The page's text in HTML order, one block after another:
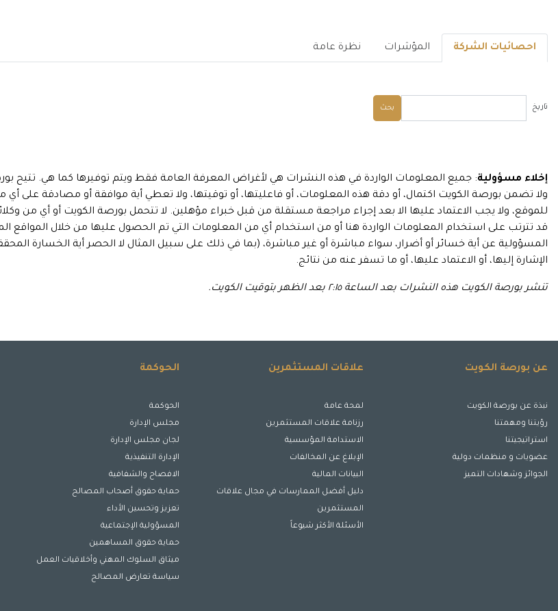
احصائيات الشركة المؤشرات نظرة عامة
تاريخ بحث
إخلاء مسؤولية: جميع المعلومات الواردة في هذه النشرات هي لأغراض المعرفة العامة فقط ويتم توفيرها كما هي.
ولا تضمن بورصة الكويت اكتمال، أو دقة هذه المعلومات، أو فاعليتها، أو توقيتها، ولا تعطي أية موافقة أو مصادقة
للموقع، ولا يجب الاعتماد عليها الا بعد إجراء مراجعة مستقلة من قبل خبراء مؤهلين. لا تتحمل بورصة الكويت أو أي من
قد تترتب على استخدام المعلومات الواردة هنا أو من استخدام أي من المعلومات التي تم الحصول عليها من خلال المواقع
المسؤولية عن أية خسائر أو أضرار، سواء مباشرة أو غير مباشرة، (بما في ذلك على سبيل المثال لا الحصر أية الخسارة
الإشارة إليها، أو الاعتماد عليها، أو ما تسفر عنه من نتائج.
تنشر بورصة الكويت هذه النشرات بعد الساعة ٢:١٥ بعد الظهر بتوقيت الكويت.
عن بورصة الكويت
نبذة عن بورصة الكويت
رؤيتنا ومهمتنا
استراتيجيتنا
عضويات و منظمات دولية
الجوائز وشهادات التميز
علاقات المستثمرين
لمحة عامة
رزنامة علاقات المستثمرين
الاستدامة المؤسسية
الإبلاغ عن المخالفات
البيانات المالية
دليل أفضل الممارسات في مجال علاقات
المستثمرين
الأسئلة الأكثر شيوعاً
الحوكمة
الحوكمة
مجلس الإدارة
لجان مجلس الإدارة
الإدارة التنفيذية
الافصاح والشفافية
حماية حقوق أصحاب المصالح
تعزيز وتحسين الأداء
المسؤولية الإجتماعية
حماية حقوق المساهمين
ميثاق السلوك المهني وأخلاقيات العمل
سياسة تعارض المصالح